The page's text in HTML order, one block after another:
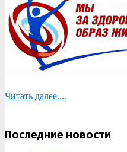
Читать далее....
Последние новости